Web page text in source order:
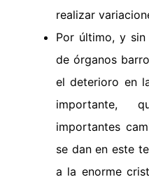
realizar
Por último, y
de órganos
el deterioro en
importante,
importantes
se dan en este
a la enorme